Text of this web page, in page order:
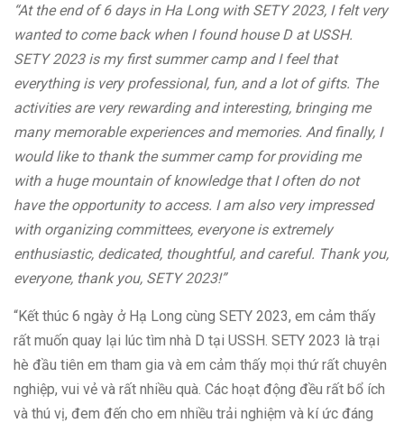
“At the end of 6 days in Ha Long with SETY 2023, I felt very
wanted to come back when I found house D at USSH.
SETY 2023 is my first summer camp and I feel that
everything is very professional, fun, and a lot of gifts. The
activities are very rewarding and interesting, bringing me
many memorable experiences and memories. And finally, I
would like to thank the summer camp for providing me
with a huge mountain of knowledge that I often do not
have the opportunity to access. I am also very impressed
with organizing committees, everyone is extremely
enthusiastic, dedicated, thoughtful, and careful. Thank you,
everyone, thank you, SETY 2023!”
“Kết thúc 6 ngày ở Hạ Long cùng SETY 2023, em cảm thấy
rất muốn quay lại lúc tìm nhà D tại USSH. SETY 2023 là trại
hè đầu tiên em tham gia và em cảm thấy mọi thứ rất chuyên
nghiệp, vui vẻ và rất nhiều quà. Các hoạt động đều rất bổ ích
và thú vị, đem đến cho em nhiều trải nghiệm và kí ức đáng